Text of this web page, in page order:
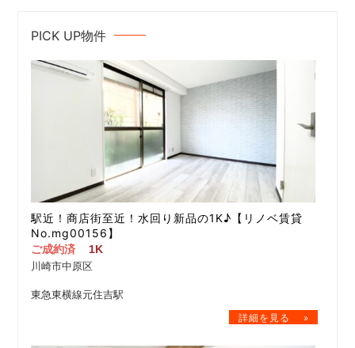
PICK UP物件
駅近！商店街至近！水回り新品の1K♪【リノベ賃貸
No.mg00156】
ご成約済
1K
川崎市中原区
東急東横線元住吉駅